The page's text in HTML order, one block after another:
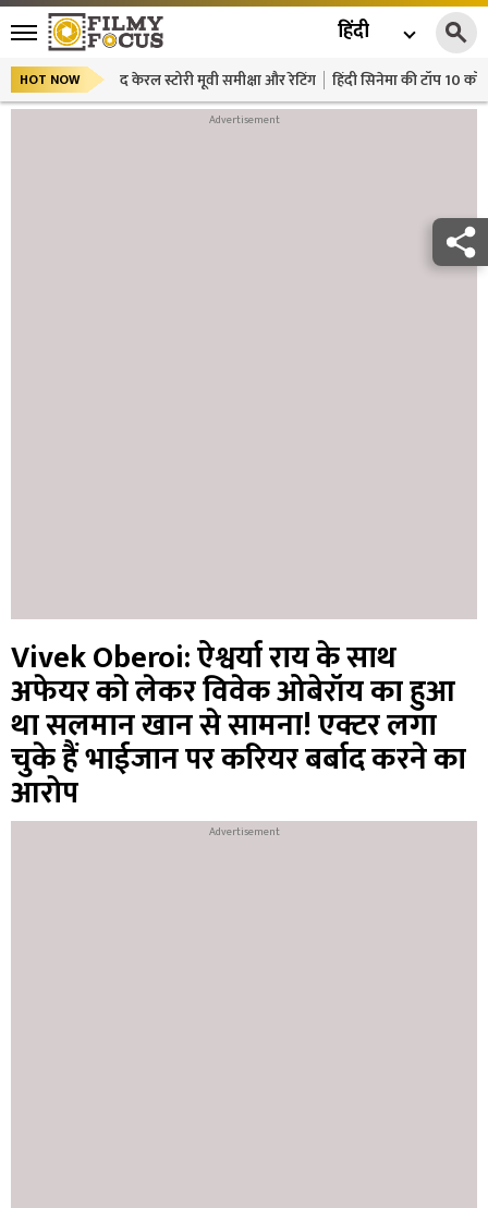
हिंदी
HOT NOW द केरल स्टोरी मूवी समीक्षा और रेटिंग हिंदी सिनेमा की टॉप 10
Vivek Oberoi: ऐश्वर्या राय के साथ
अफेयर को लेकर विवेक ओबेरॉय का हुआ
था सलमान खान से सामना! एक्टर लगा
चुके हैं भाईजान पर करियर बर्बाद करने का
आरोप